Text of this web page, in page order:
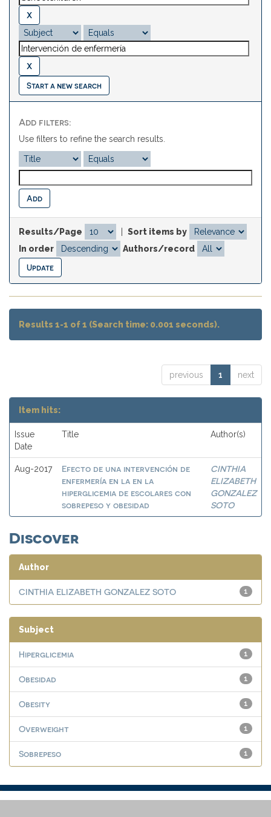
Start a new search
Add filters:
Use filters to refine the search results.
Results/Page
Sort items by
In order
Authors/record
Results 1-1 of 1 (Search time: 0.001 seconds).
previous 1 next
Item hits:
Issue
Date
Title Author(s)
Aug-2017
Efecto de una intervención de
enfermería en la en la
hiperglicemia de escolares con
sobrepeso y obesidad
CINTHIA
ELIZABETH
GONZALEZ
SOTO
Discover
Author
1
CINTHIA ELIZABETH GONZALEZ SOTO
Subject
1
Hiperglicemia
1
Obesidad
1
Obesity
1
Overweight
1
Sobrepeso